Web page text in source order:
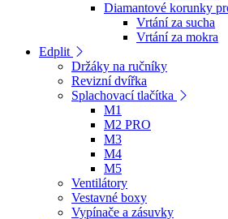
Diamantové korunky
Vrtání za sucha
Vrtání za mokra
Edplit
Držáky na ručníky
Revizní dvířka
Splachovací tlačítka
M1
M2 PRO
M3
M4
M5
Ventilátory
Vestavné boxy
Vypínače a zásuvky